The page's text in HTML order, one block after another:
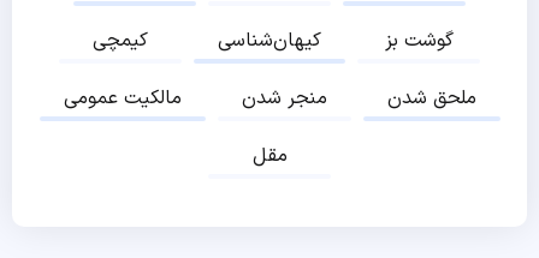
کیمچی
کیهان‌شناسی
گوشت بز
مالکیت عمومی
منجر شدن
ملحق شدن
مقل